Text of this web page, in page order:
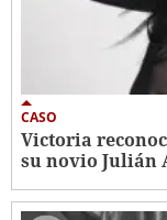
CASO
Victoria
su novio Julián